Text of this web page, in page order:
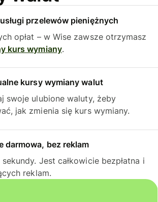
przelewów pieniężnych
opłat – w Wise zawsze otrzymasz
kurs wymiany.
kursy wymiany walut
swoje ulubione waluty, żeby
jak zmienia się kurs wymiany.
darmowa, bez reklam
Jest całkowicie bezpłatna i
reklam.